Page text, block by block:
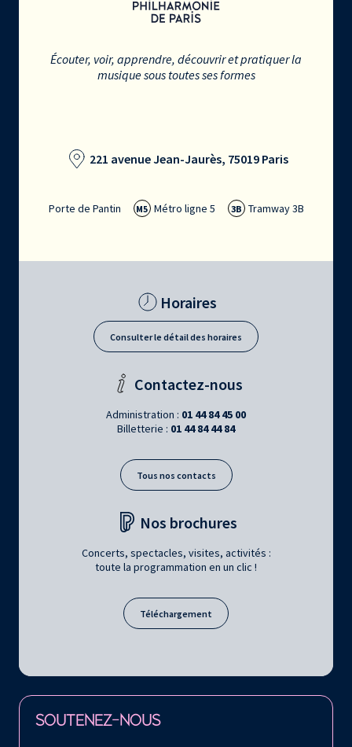
Écouter, voir, apprendre, découvrir et pratiquer la
musique sous toutes ses formes
221 avenue Jean-Jaurès, 75019 Paris
Porte de Pantin M5 Métro ligne 5 3B Tramway 3B
Horaires
Consulter le détail des horaires
Contactez-nous
Administration : 01 44 84 45 00
Billetterie : 01 44 84 44 84
Tous nos contacts
Nos brochures
Concerts, spectacles, visites, activités :
toute la programmation en un clic !
Téléchargement
SOUTENEZ-NOUS
Retrouvez la Philharmonie de Paris sur